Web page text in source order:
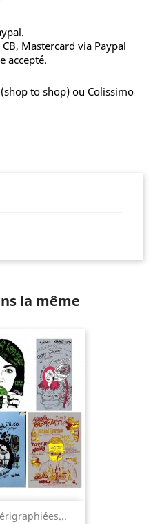
Mastercard via Paypal
accepté.
to shop) ou Colissimo
la même